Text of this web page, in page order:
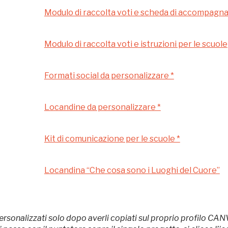
Modulo di raccolta voti e scheda di
Modulo di raccolta voti e istruzioni per le scuole
Formati social da personalizzare *
Locandine da personalizzare *
Kit di comunicazione per le scuole *
Locandina “Che cosa sono i Luoghi del Cuore”
solo dopo averli copiati sul proprio profilo
Ingresso
nei Beni FAI tutto
Museo
Napoli
Palazzo Strozzi
Gallerie